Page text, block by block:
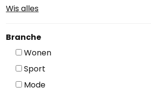
Wis alles
Branche
Wonen
Sport
Mode